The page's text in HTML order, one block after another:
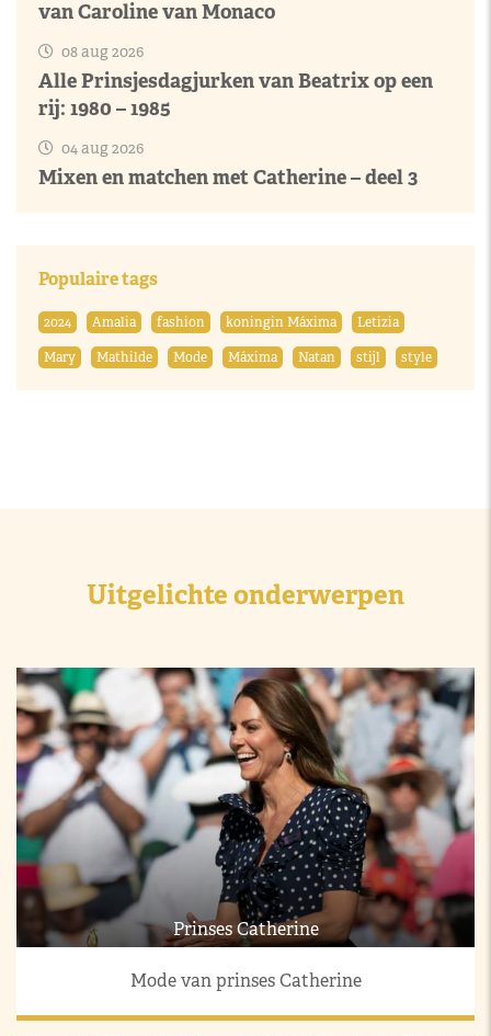
van Caroline van Monaco
08 aug 2026
Alle Prinsjesdagjurken van Beatrix op een
rij: 1980 – 1985
04 aug 2026
Mixen en matchen met Catherine – deel 3
Populaire tags
2024 Amalia fashion koningin Máxima
Letizia
Mary
Mathilde Mode Máxima Natan stijl style
Uitgelichte onderwerpen
Prinses Catherine
Mode van prinses Catherine